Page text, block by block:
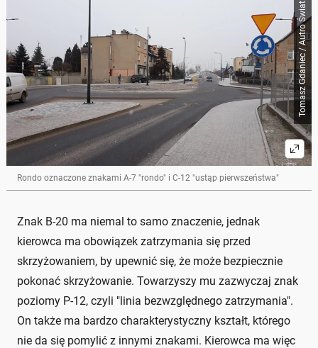
Tomasz Gdaniec / Autro Świat
Rondo oznaczone znakami A-7 "rondo" i C-12 "ustąp pierwszeństwa"
Znak B-20 ma niemal to samo znaczenie, jednak
kierowca ma obowiązek zatrzymania się przed
skrzyżowaniem, by upewnić się, że może bezpiecznie
pokonać skrzyżowanie. Towarzyszy mu zazwyczaj znak
poziomy P-12, czyli "linia bezwzględnego zatrzymania".
On także ma bardzo charakterystyczny kształt, którego
nie da się pomylić z innymi znakami. Kierowca ma więc